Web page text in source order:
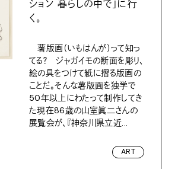
ション 暮らしの中で」に行
く。
薯版画（いもはんが）って知っ
てる？ ジャガイモの断面を彫り、
絵の具をつけて紙に摺る版画の
ことだ。そんな薯版画を独学で
50年以上にわたって制作してき
た現在86歳の山室眞二さんの
展覧会が、『神奈川県立近...
ART